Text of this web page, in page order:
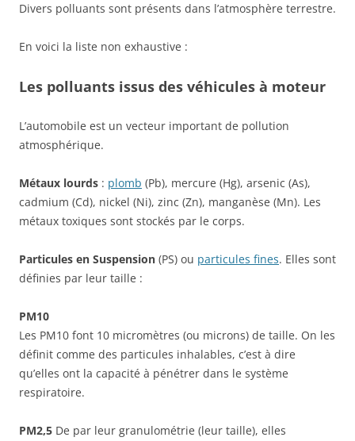
Divers polluants sont présents dans l’atmosphère terrestre.
En voici la liste non exhaustive :
Les polluants issus des véhicules à moteur
L’automobile est un vecteur important de pollution
atmosphérique.
Métaux lourds : plomb (Pb), mercure (Hg), arsenic (As),
cadmium (Cd), nickel (Ni), zinc (Zn), manganèse (Mn). Les
métaux toxiques sont stockés par le corps.
Particules en Suspension (PS) ou particules fines. Elles sont
définies par leur taille :
PM10
Les PM10 font 10 micromètres (ou microns) de taille. On les
définit comme des particules inhalables, c’est à dire
qu’elles ont la capacité à pénétrer dans le système
respiratoire.
PM2,5 De par leur granulométrie (leur taille), elles